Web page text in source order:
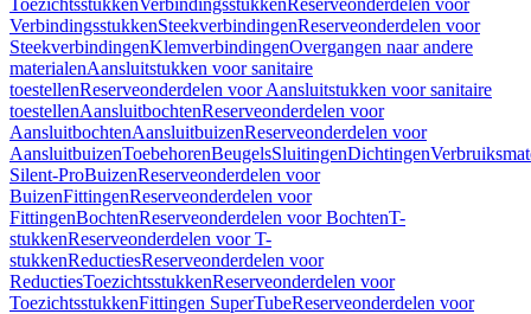
ToezichtsstukkenVerbindingsstukkenReserveonderdelen voor
VerbindingsstukkenSteekverbindingenReserveonderdelen voor
SteekverbindingenKlemverbindingenOvergangen naar andere
materialenAansluitstukken voor sanitaire
toestellenReserveonderdelen voor Aansluitstukken voor sanitaire
toestellenAansluitbochtenReserveonderdelen voor
AansluitbochtenAansluitbuizenReserveonderdelen voor
AansluitbuizenToebehorenBeugelsSluitingenDichtingen
Silent-ProBuizenReserveonderdelen voor
BuizenFittingenReserveonderdelen voor
FittingenBochtenReserveonderdelen voor BochtenT-
stukkenReserveonderdelen voor T-
stukkenReductiesReserveonderdelen voor
ReductiesToezichtsstukkenReserveonderdelen voor
ToezichtsstukkenFittingen SuperTubeReserveonderdelen voor